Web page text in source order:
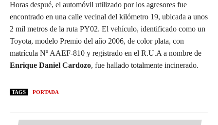
Horas despué, el automóvil utilizado por los agresores fue
encontrado en una calle vecinal del kilómetro 19, ubicada a unos
2 mil metros de la ruta PY02. El vehículo, identificado como un
Toyota, modelo Premio del año 2006, de color plata, con
matrícula Nº AAEF-810 y registrado en el R.U.A a nombre de
Enrique Daniel Cardozo, fue hallado totalmente incinerado.
TAGS PORTADA